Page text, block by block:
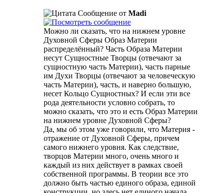
Сообщение от Madi
Можно ли сказать, что на нижнем уровне
Духовной Сферы Образ Материи
распределённый? Часть Образа Материи
несут Сущностные Творцы (отвечают за
сущностную часть Материи), часть парные
им Духи Творцы (отвечают за человеческую
часть Материи), часть, и наверно большую,
несет Кольцо Сущностных? И если эти все
рода деятельности условно собрать, то
можно сказать, что это и есть Образ Материи
на нижнем уровне Духовной Сферы?
Да, мы об этом уже говорили, что Материя -
отражение от Духовной Сферы, причем
самого нижнего уровня. Как следствие,
творцов Материи много, очень много и
каждый из них действует в рамках своей
собственной программы. В теории все это
должно быть частью единого образа, единой